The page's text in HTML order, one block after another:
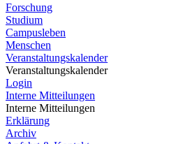
Forschung
Studium
Campusleben
Menschen
Veranstaltungskalender
Veranstaltungskalender
Login
Interne Mitteilungen
Interne Mitteilungen
Erklärung
Archiv